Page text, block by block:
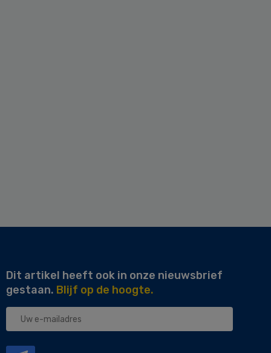
Dit artikel heeft ook in onze nieuwsbrief
gestaan. Blijf op de hoogte.
Uw